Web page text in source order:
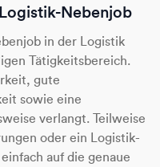
Nebenjob
in der Logistik
Tätigkeitsbereich.
gute
sowie eine
verlangt. Teilweise
oder ein Logistik-
auf die genaue